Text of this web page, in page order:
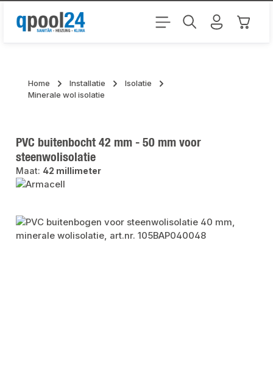
Ga naar de hoofdinhoud
Home Installatie
Isolatie
Minerale wol isolatie
PVC buitenbocht 42 mm - 50 mm voor
steenwolisolatie
Maat: 42 millimeter
Afbeeldingengalerij overslaan